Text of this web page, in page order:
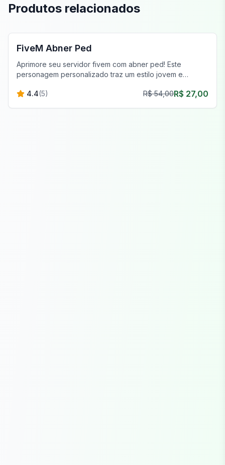
Produtos relacionados
FiveM Abner Ped
Aprimore seu servidor fivem com abner ped! Este
personagem personalizado traz um estilo jovem e
4.4(5) R$ 54,00R$ 27,00